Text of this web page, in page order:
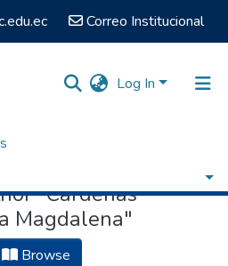
Correo Institucional
Log In
"Cardenas
Magdalena"
Browse